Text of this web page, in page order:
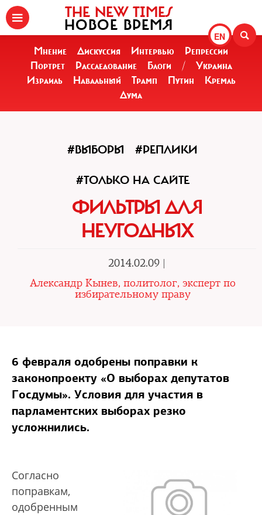
EN
THE NEW TIMES
НОВОЕ ВРЕМЯ
Мнение Дискуссия Интервью
Репрессии
Портрет
Расследование Блоги /
Украина
Израиль
Навальный Трамп Путин
Кремль
Дума
#ВЫБОРЫ #РЕПЛИКИ
#ТОЛЬКО НА САЙТЕ
ФИЛЬТРЫ ДЛЯ
НЕУГОДНЫХ
2014.02.09 |
Александр Кынев, политолог, эксперт по
избирательному праву
6 февраля одобрены поправки к
законопроекту «О выборах депутатов
Госдумы». Условия для участия в
парламентских выборах резко
усложнились.
Согласно
поправкам,
одобренным